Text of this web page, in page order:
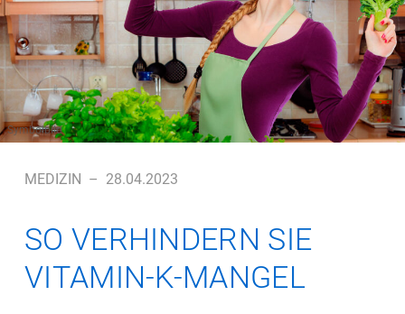
Symbolbild
MEDIZIN – 28.04.2023
SO VERHINDERN SIE
VITAMIN-K-MANGEL